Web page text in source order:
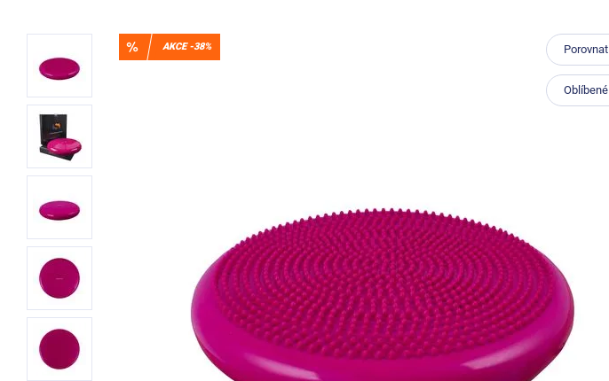
AKCE -38% Porovnat
Oblíbené